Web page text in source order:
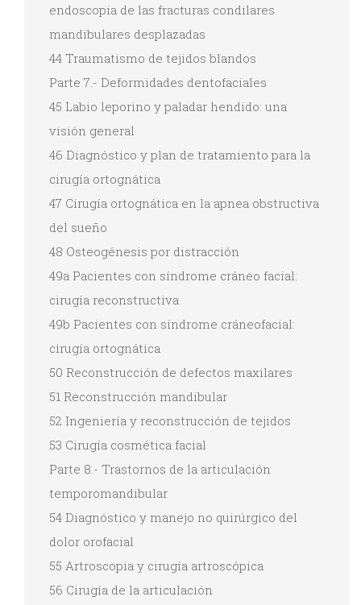
endoscopia de las fracturas condilares
mandibulares desplazadas
44 Traumatismo de tejidos blandos
Parte 7.- Deformidades dentofaciales
45 Labio leporino y paladar hendido: una
visión general
46 Diagnóstico y plan de tratamiento para la
cirugía ortognática
47 Cirugía ortognática en la apnea obstructiva
del sueño
48 Osteogénesis por distracción
49a Pacientes con síndrome cráneo facial:
cirugía reconstructiva
49b Pacientes con síndrome cráneofacial:
cirugía ortognática
50 Reconstrucción de defectos maxilares
51 Reconstrucción mandibular
52 Ingeniería y reconstrucción de tejidos
53 Cirugía cosmética facial
Parte 8.- Trastornos de la articulación
temporomandibular
54 Diagnóstico y manejo no quirúrgico del
dolor orofacial
55 Artroscopia y cirugía artroscópica
56 Cirugía de la articulación